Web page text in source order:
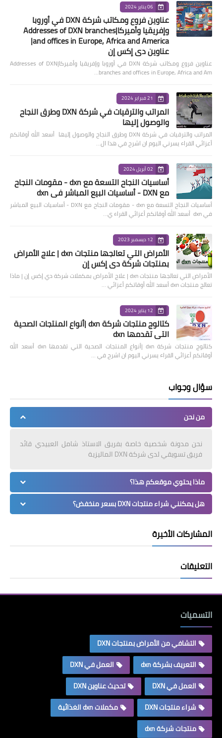
06 يناير 2024
عناوين فروع ومكاتب شركة DXN في أوروبا
وإفريقيا وأميركا|Addresses of DXN branches
and offices in Europe, Africa and America|
عناوين دي إكس إن
عناوين فروع ومكاتب شركة DXN في أوروبا وإفريقيا وأميركا|Addresses of DXN
branches and offices in Europe, Africa and Am…
21 فبراير 2024
المراتب والترقيات في شركة DXN وطرق النجاح
والوصول إليها
المراتب والترقيات في شركة DXN وطرق النجاح والوصول إليها أسعد الله أوقاتكم
أعزائي القراء يسرني اليوم ان اشرح في هذا ال…
02 أبريل 2024
أساسيات النجاح التسعة مع dxn - مقومات النجاح
مع DXN - أساسيات البيع المباشر في dxn
أساسيات النجاح التسعة مع dxn - مقومات النجاح مع DXN - أساسيات البيع المباشر
في dxn أسعد الله أوقاتكم أعزائي القراء ي…
12 ديسمبر 2023
الأمراض التي تعالجها منتجات dxn | علاج الأمراض
بمنتجات شركة دي إكس إن
الأمراض التي تعالجها منتجات dxn | علاج الأمراض بمكملات شركة دي إكس إن | ماذا
تعالج منتجات dxn أسعد الله أوقاتكم أعزائي …
12 يناير 2024
كتالوج منتجات شركة dxn |أنواع المنتجات الصحية
التي تقدمها dxn
كتالوج منتجات شركة dxn |أنواع المنتجات الصحية التي تقدمها dxn أسعد الله
أوقاتكم أعزائي القراء يسرني اليوم ان اشرح في …
سؤال وجواب
من نحن
نحن مدونة شخصية خاصة بفريق الاستاذ شامل العبيدي قائد
فريق تسويقي لدى شركة DXN الماليزية
ماذا يحتوي موقعكم هذا؟
هل يمكنني شراء منتجات DXN بسعر منخفض؟
المشاركات الأخيرة
التعليقات
التسميات
التشافي من الأمراض بمنتجات DXN
التعريف بشركة dxn
العمل في DXN
العمل في DXN
تحديث عناوين DXN
شراء منتجات DXN
مكملات dxn الغذائية
منتجات شركة dxn